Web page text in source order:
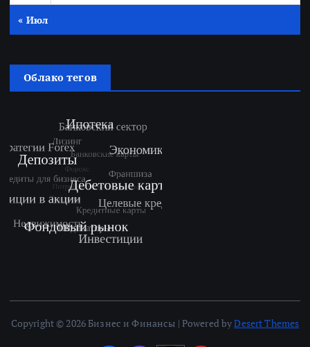
« Июл
Облако тегов
Copyright © 2026 Бизнес и Финансы | Powered byDesert Themes